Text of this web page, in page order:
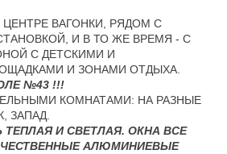
ВАГОНКИ, РЯДОМ С
И В ТО ЖЕ ВРЕМЯ - С
С ДЕТСКИМИ И
И ЗОНАМИ ОТДЫХА.
№43 !!!
КОМНАТАМИ: НА РАЗНЫЕ
ЗАПАД.
ТЕПЛАЯ И СВЕТЛАЯ. ОКНА ВСЕ
АЛЮМИНИЕВЫЕ